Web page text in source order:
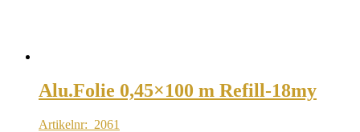
Alu.Folie 0,45×100 m Refill-18my
Artikelnr: 2061